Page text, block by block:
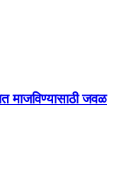
माजविण्यासाठी जवळ